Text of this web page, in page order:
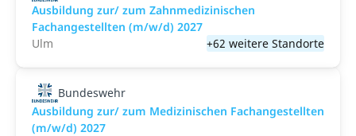
Ausbildung zur/ zum Zahnmedizinischen
Fachangestellten (m/w/d) 2027
Ulm
+62 weitere Standorte
Bundeswehr
Ausbildung zur/ zum Medizinischen Fachangestellten
(m/w/d) 2027